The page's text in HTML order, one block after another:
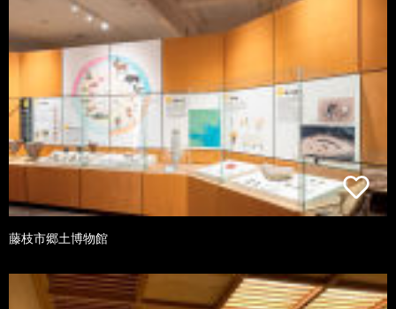
藤枝市郷土博物館